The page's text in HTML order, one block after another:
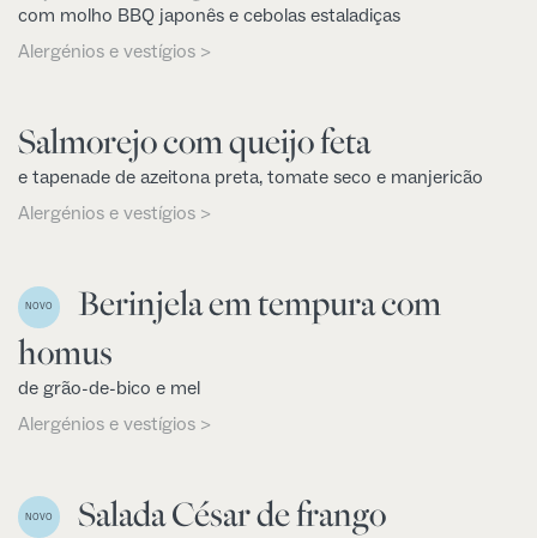
com molho BBQ japonês e cebolas estaladiças
Alergénios e vestígios >
Salmorejo com queijo feta
e tapenade de azeitona preta, tomate seco e manjericão
Alergénios e vestígios >
NOVO
Berinjela em tempura com
homus
de grão-de-bico e mel
Alergénios e vestígios >
NOVO
Salada César de frango